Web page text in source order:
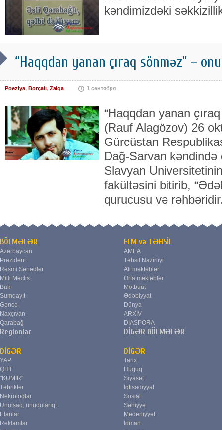
kəndimizdəki
“Haqqdan yanan çıraq sönməz” –
Poeziya, Borçalı, Zalqa 1 сентября
“Haqqdan yanan
(Rauf Alagözov) 26
Gürcüstan
Dağ-Sarvan kəndində
Slavyan
fakültəsini bitirib,
qurucusu və
BÖLMƏLƏR
Azərbaycan
Prezident
Rəsmi Sənədlər
Milli Məclis
Bakı
Sumqayıt
Gəncə
Naxçıvan
Qarabağ
Regionlar
ELM və TƏHSİL
AMEA
Təhsil Nazirliyi
Ali məktəblər
Orta məktəblər
Mətbuat
Ədəbiyyat
Dünya
ARXİV
DİASPORA
DİGƏR BÖLMƏLƏR
DİGƏR
YAP
QHT
"KUMİR"
Təbriklər
Nekroloqlar
Unutsaq, unudularıq!..
Elanlar
Reklamlar
DİGƏR
Tarix
Hüquq
Siyasət
İqtisadiyyat
Sosial
Səhiyyə
Mədəniyyət
İdman